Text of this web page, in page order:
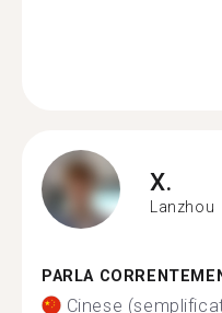
X.
Lanzhou
PARLA
Cinese